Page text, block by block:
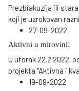
Prezbiakuzija ili
koji je uzrokovan
27-09-2022
Aktivni u mirovini!
U utorak 22.2.2022.
projekta "Aktivna i
19-09-2022